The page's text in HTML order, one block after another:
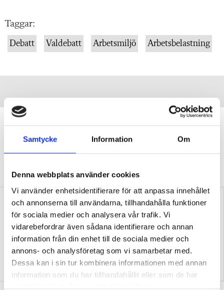
Samtycke Information Om
Denna webbplats använder cookies
Vi använder enhetsidentifierare för att anpassa innehållet
och annonserna till användarna, tillhandahålla funktioner
för sociala medier och analysera vår trafik. Vi
vidarebefordrar även sådana identifierare och annan
information från din enhet till de sociala medier och
annons- och analysföretag som vi samarbetar med.
Dessa kan i sin tur kombinera informationen med annan
information som du har tillhandahållit eller som de har
samlat in när du har använt deras tjänster.
Taggar:
Debatt Valdebatt Arbetsmiljö Arbetsbelastning
”Vi lovar behöriga lärare i varje
klassrum”
VALDEBATTCenterpartiets tioåriga plan:
”Så bryter vi hatpratets
”Hur skolan fungerar blir